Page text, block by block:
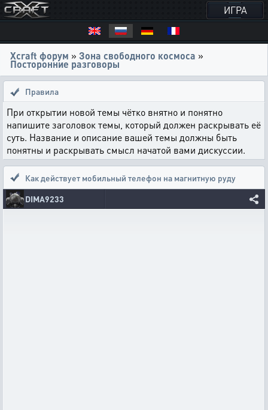
ИГРА
Xcraft форум » Зона свободного космоса »
Посторонние разговоры
Правила
При открытии новой темы чётко внятно и понятно
напишите заголовок темы, который должен раскрывать её
суть. Название и описание вашей темы должны быть
понятны и раскрывать смысл начатой вами дискуссии.
Как действует мобильный телефон на магнитную руду
DIMA9233